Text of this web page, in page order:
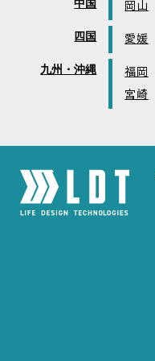
中国 岡山
四国 愛媛
九州・沖縄 福岡
宮崎